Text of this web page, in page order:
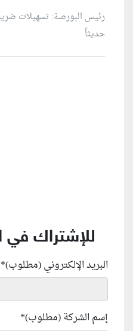
رئيس البورصة: تسهيلات
حديثاً
للإشتراك في
البريد الإلكتروني (مطلوب)*
إسم الشركة (مطلوب)*